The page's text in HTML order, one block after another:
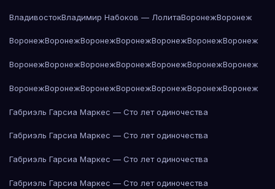
ВладивостокВладимир Набоков — ЛолитаВоронежВоронеж
ВоронежВоронежВоронежВоронежВоронежВоронежВоронеж
ВоронежВоронежВоронежВоронежВоронежВоронежВоронеж
ВоронежВоронежВоронежВоронежВоронежВоронежВоронеж
Габриэль Гарсиа Маркес — Сто лет одиночества
Габриэль Гарсиа Маркес — Сто лет одиночества
Габриэль Гарсиа Маркес — Сто лет одиночества
Габриэль Гарсиа Маркес — Сто лет одиночества